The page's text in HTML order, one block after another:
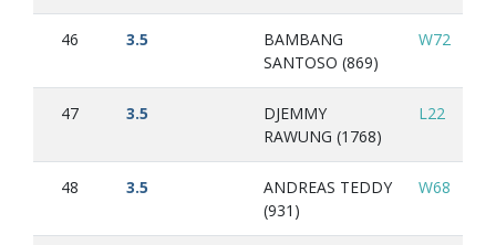
46 3.5
BAMBANG
SANTOSO (869)
W72
47 3.5
DJEMMY
RAWUNG (1768)
L22
48 3.5
ANDREAS TEDDY
(931)
W68